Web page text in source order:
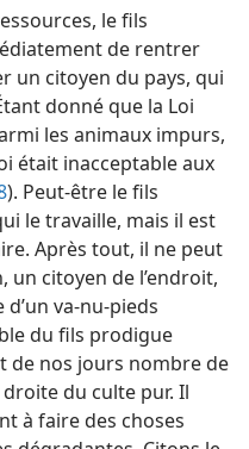
le fils
de rentrer
un citoyen du pays, qui
donné que la Loi
les animaux impurs,
était inacceptable aux
). Peut-être le fils
le travaille, mais il est
Après tout, il ne peut
citoyen de l’endroit,
d’un va-nu-pieds
du fils prodigue
de nos jours nombre de
du culte pur. Il
à faire des choses